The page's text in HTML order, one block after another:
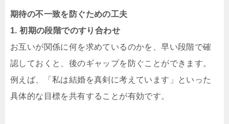
期待の不一致を防ぐための工夫
1. 初期の段階でのすり合わせ
お互いが関係に何を求めているのかを、早い段階で確
認しておくと、後のギャップを防ぐことができます。
例えば、「私は結婚を真剣に考えています」といった
具体的な目標を共有することが有効です。